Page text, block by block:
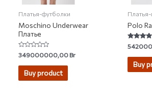
Платья-футболки
Moschino Underwear
Платье
Rated
0
out
349000000,00Br
Buy product
Polo
Rated
5.00
out of 5
Buy